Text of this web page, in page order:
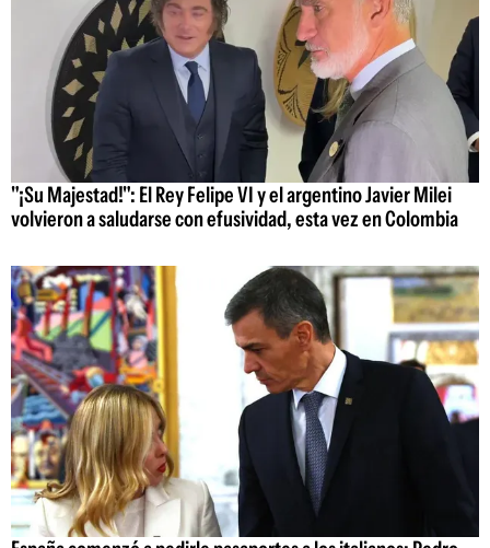
"¡Su Majestad!": El Rey Felipe VI y el argentino Javier Milei
volvieron a saludarse con efusividad, esta vez en Colombia